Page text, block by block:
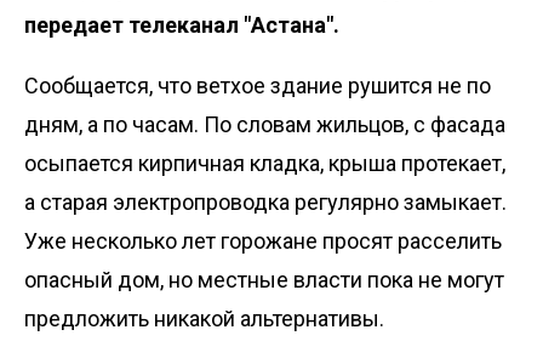
передает телеканал "Астана".
Сообщается, что ветхое здание рушится не по
дням, а по часам. По словам жильцов, с фасада
осыпается кирпичная кладка, крыша протекает,
а старая электропроводка регулярно замыкает.
Уже несколько лет горожане просят расселить
опасный дом, но местные власти пока не могут
предложить никакой альтернативы.